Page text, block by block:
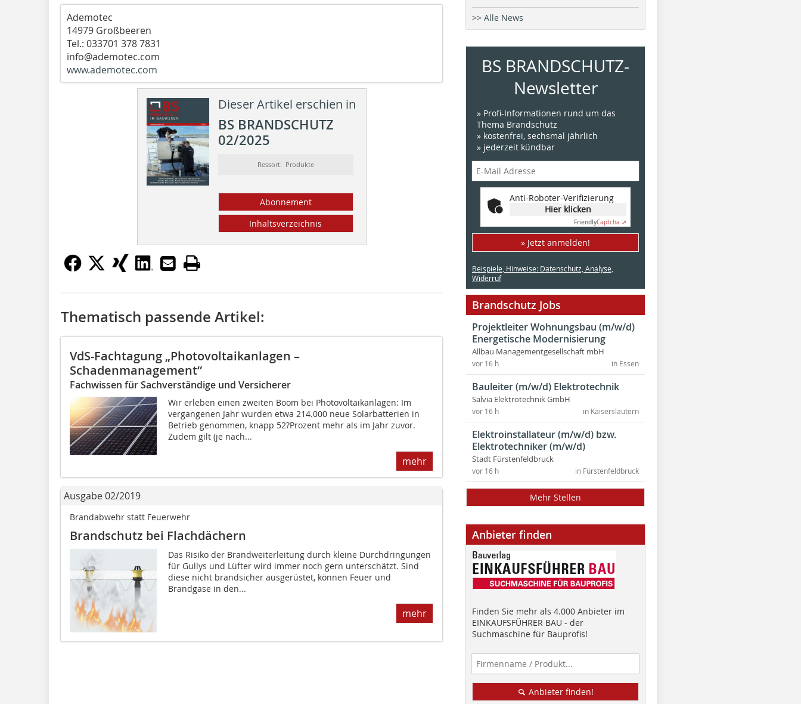
Ademotec
14979 Großbeeren
Tel.: 033701 378 7831
info@ademotec.com
www.ademotec.com
Dieser Artikel erschien in
BS BRANDSCHUTZ
02/2025
Ressort: Produkte
Abonnement
Inhaltsverzeichnis
Thematisch passende Artikel:
VdS-Fachtagung „Photovoltaikanlagen –
Schadenmanagement“
Fachwissen für Sachverständige und Versicherer
Wir erleben einen zweiten Boom bei Photovoltaikanlagen: Im
vergangenen Jahr wurden etwa 214.000 neue Solarbatterien in
Betrieb genommen, knapp 52?Prozent mehr als im Jahr zuvor.
Zudem gilt (je nach...
mehr
Ausgabe 02/2019
Brandabwehr statt Feuerwehr
Brandschutz bei Flachdächern
Das Risiko der Brandweiterleitung durch kleine Durchdringungen
für Gullys und Lüfter wird immer noch gern unterschätzt. Sind
diese nicht brandsicher ausgerüstet, können Feuer und
Brandgase in den...
mehr
>> Alle News
BS BRANDSCHUTZ-
Newsletter
» Profi-Informationen rund um das
Thema Brandschutz
» kostenfrei, sechsmal jährlich
» jederzeit kündbar
Anti-Roboter-Verifizierung
Hier klicken
FriendlyCaptcha ⇗
» Jetzt anmelden!
Beispiele, Hinweise: Datenschutz, Analyse,
Widerruf
Brandschutz Jobs
Projektleiter Wohnungsbau (m/w/d)
Energetische Modernisierung
Allbau Managementgesellschaft mbH
in Essen
vor 16 h
Bauleiter (m/w/d) Elektrotechnik
Salvia Elektrotechnik GmbH
in Kaiserslautern
vor 16 h
Elektroinstallateur (m/w/d) bzw.
Elektrotechniker (m/w/d)
Stadt Fürstenfeldbruck
in Fürstenfeldbruck
vor 16 h
Mehr Stellen
Anbieter finden
Finden Sie mehr als 4.000 Anbieter im
EINKAUFSFÜHRER BAU - der
Suchmaschine für Bauprofis!
Anbieter finden!